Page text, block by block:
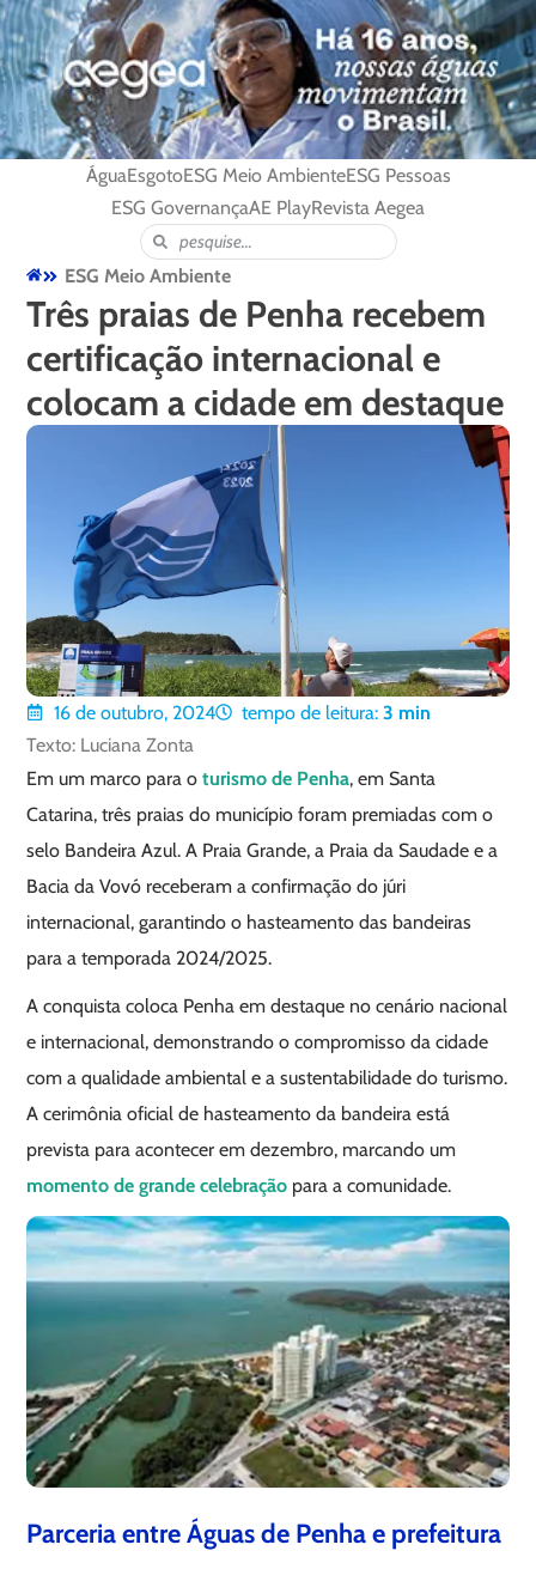
ÁguaEsgotoESG Meio AmbienteESG Pessoas
ESG GovernançaAE PlayRevista Aegea
ESG Meio Ambiente
Três praias de Penha recebem
certificação internacional e
colocam a cidade em destaque
16 de outubro, 2024 tempo de leitura: 3 min
Texto: Luciana Zonta
Em um marco para oturismo de Penha, em Santa
Catarina, três praias do município foram premiadas com o
selo Bandeira Azul. A Praia Grande, a Praia da Saudade e a
Bacia da Vovó receberam a confirmação do júri
internacional, garantindo o hasteamento das bandeiras
para a temporada 2024/2025.
A conquista coloca Penha em destaque no cenário nacional
e internacional, demonstrando o compromisso da cidade
com a qualidade ambiental e a sustentabilidade do turismo.
A cerimônia oficial de hasteamento da bandeira está
prevista para acontecer em dezembro, marcando um
momento de grande celebração para a comunidade.
Parceria entre Águas de Penha e prefeitura